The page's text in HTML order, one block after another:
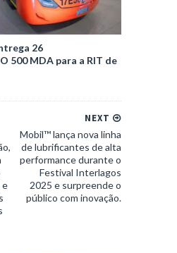
26
500 MDA para a RIT de
NEXT
Mobil™ lança nova linha
de lubrificantes de alta
performance durante o
Festival Interlagos
2025 e surpreende o
público com inovação.
e